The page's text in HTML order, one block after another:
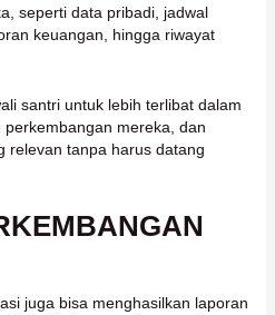
seperti data pribadi, jadwal
keuangan, hingga riwayat
santri untuk lebih terlibat dalam
mereka, dan
relevan tanpa harus datang
juga bisa menghasilkan laporan